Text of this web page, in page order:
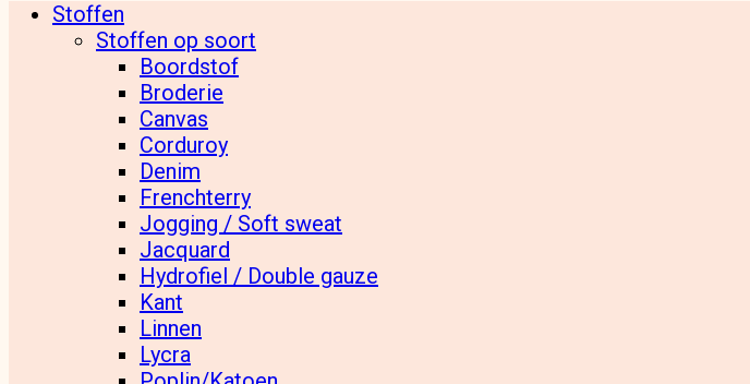
Stoffen
Stoffen op soort
Boordstof
Broderie
Canvas
Corduroy
Denim
Frenchterry
Jogging / Soft sweat
Jacquard
Hydrofiel / Double gauze
Kant
Linnen
Lycra